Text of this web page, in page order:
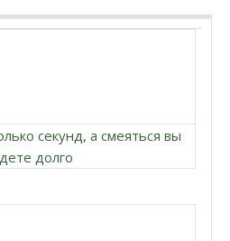
секунд, а смеяться вы
долго